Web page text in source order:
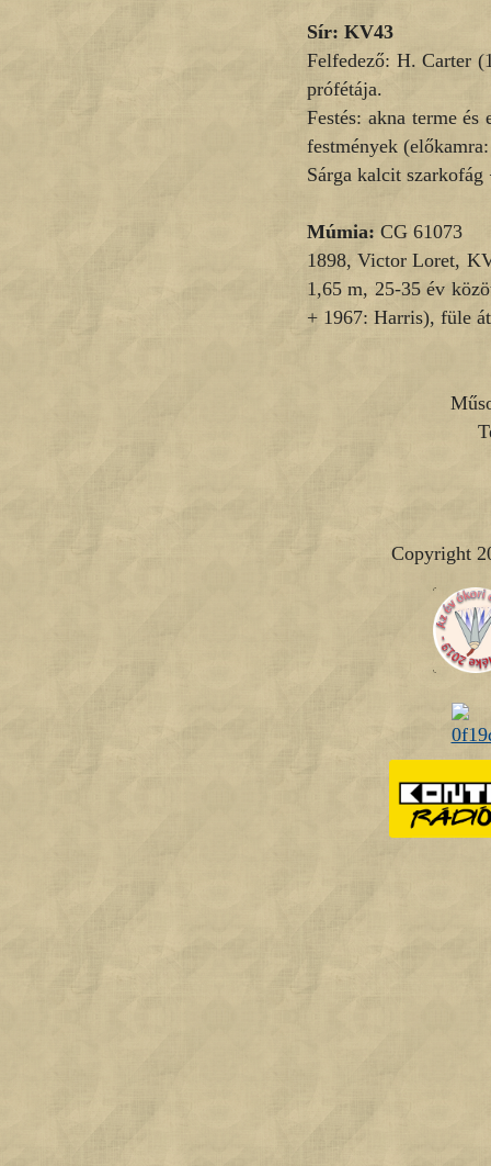
Sír: KV43
Felfedező: H. Carter
prófétája.
Festés: akna terme
festmények
Sárga kalcit
Múmia: CG 61073
1898, Victor Loret,
1,65 m, 25-35 év
+ 1967: Harris), füle
Copyright